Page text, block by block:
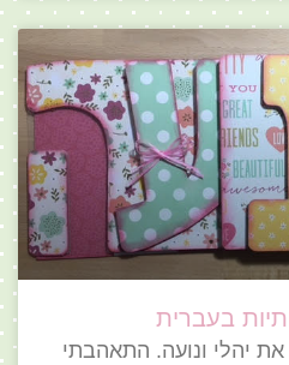
בעברית
יהלי ונועה. התאהבתי